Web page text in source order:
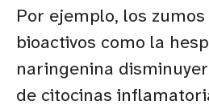
Por ejemplo, los
bioactivos como la
naringenina
de citocinas